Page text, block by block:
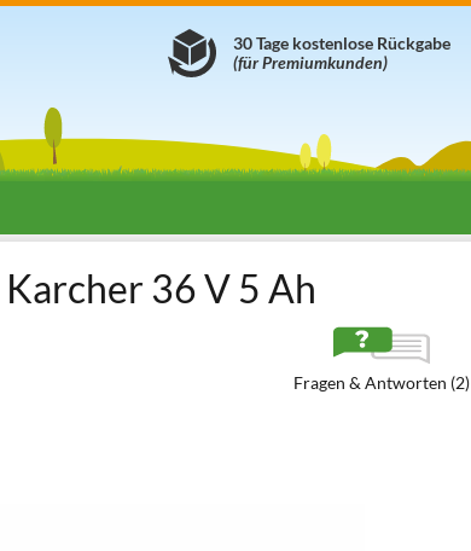
30 Tage kostenlose Rückgabe
(für Premiumkunden)
36 V 5 Ah
Fragen & Antworten (2)